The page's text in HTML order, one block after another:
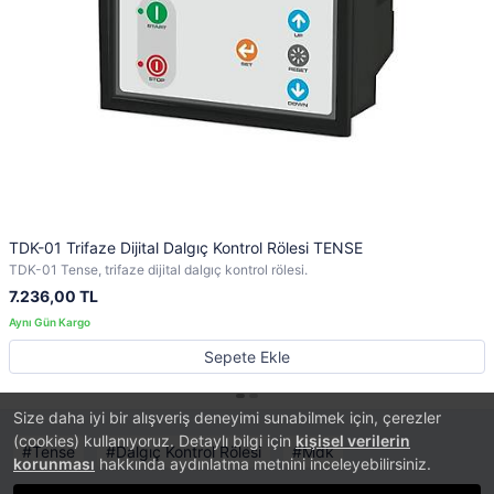
Size daha iyi bir alışveriş deneyimi sunabilmek için, çerezler
(cookies) kullanıyoruz. Detaylı bilgi için kişisel verilerin
korunması hakkında aydınlatma metnini inceleyebilirsiniz.
TDK-01 Trifaze Dijital Dalgıç Kontrol Rölesi TENSE
TDK-01 Tense, trifaze dijital dalgıç kontrol rölesi.
7.236,00 TL
Sepete Ekle
Tense Dalgıç Kontrol Rölesi Mdk